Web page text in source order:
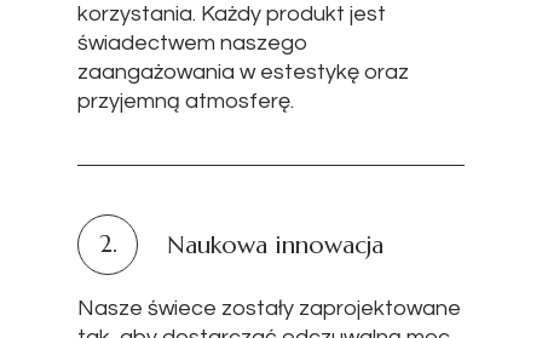
korzystania. Każdy produkt jest
świadectwem naszego
zaangażowania w estestykę oraz
przyjemną atmosferę.
2. Naukowa innowacja
Nasze świece zostały zaprojektowane